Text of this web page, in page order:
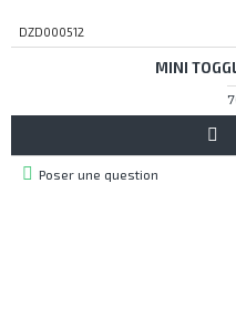
DZD000512
MINI
Poser une question